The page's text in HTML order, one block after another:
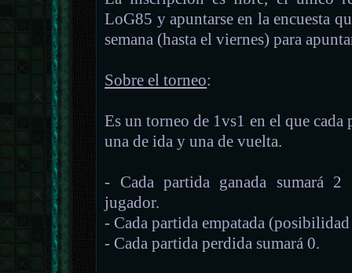
LoG85 y apuntarse en la encuesta
semana (hasta el viernes) para
Sobre el torneo:
Es un torneo de 1vs1 en el que
una de ida y una de vuelta.
- Cada partida ganada sumará
jugador.
- Cada partida empatada
- Cada partida perdida sumará 0.